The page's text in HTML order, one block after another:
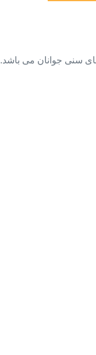
سنی جوانان می باشد.